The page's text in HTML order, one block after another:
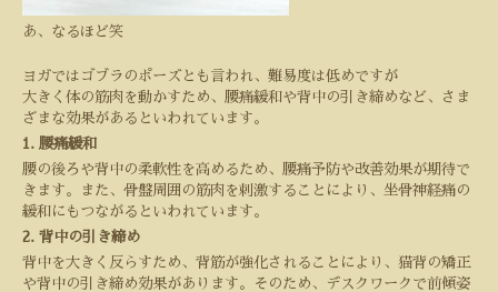
あ、なるほど笑
ヨガではゴブラのポーズとも言われ、難易度は低めですが
大きく体の筋肉を動かすため、腰痛緩和や背中の引き締めなど、さま
ざまな効果があるといわれています。
1. 腰痛緩和
腰の後ろや背中の柔軟性を高めるため、腰痛予防や改善効果が期待で
きます。また、骨盤周囲の筋肉を刺激することにより、坐骨神経痛の
緩和にもつながるといわれています。
2. 背中の引き締め
背中を大きく反らすため、背筋が強化されることにより、猫背の矯正
や背中の引き締め効果があります。そのため、デスクワークで前傾姿